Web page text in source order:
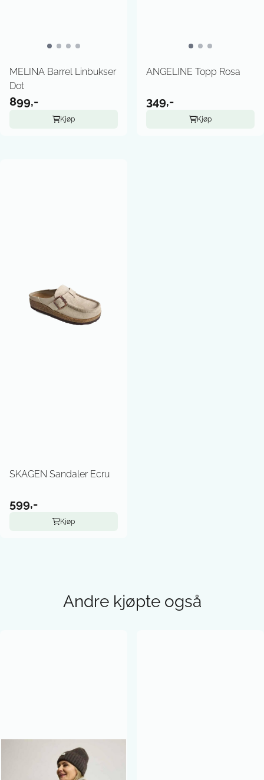
MELINA Barrel Linbukser
Dot
899,-
Kjøp
ANGELINE Topp Rosa
349,-
Kjøp
SKAGEN Sandaler Ecru
599,-
Kjøp
Andre kjøpte også